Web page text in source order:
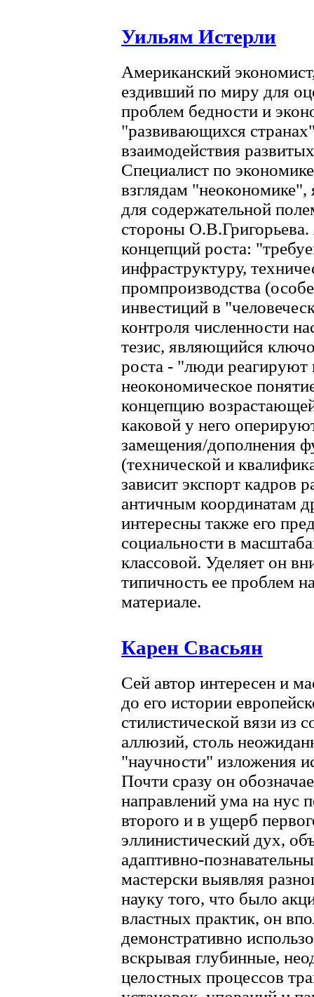
Уильям Истерли
Американский
ездивший по миру для
проблем бедности и
"развивающихся
взаимодействия
Специалист по
взглядам "неокономике",
для содержательной
стороны
концепций роста:
инфраструктуру,
промпроизводства
инвестиций в
контроля численности
тезис, являющийся
роста - "люди реагируют
неокономическое
концепцию
каковой у него
замещения/дополнения
(технической и
зависит экспорт кадров
античным координатам
интересны также его
социальности в
классовой. Уделяет он
типичность ее проблем
материале.
Карен Свасьян
Сей автор интересен и
до его истории
стилистической вязи из
аллюзий, столь
"научности" изложения
Почти сразу он
направлений ума на нус
второго и в ущерб
эллинистический дух,
адаптивно-
мастерски выявляя
науку того, что было
властных практик, он
демонстративно
вскрывая глубинные,
целостных процессов